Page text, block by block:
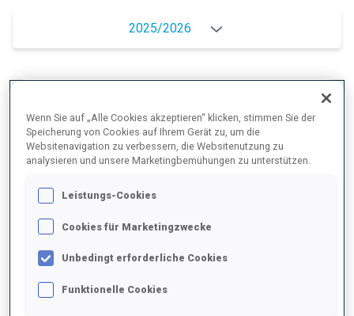
2025/2026
SKIZEIT HINTER DER SPITZE +11.6 s/km
LIEGENDSCHIESSEN
STEHENDSCHIESSEN
Wenn Sie auf „Alle Cookies akzeptieren“ klicken, stimmen Sie der
Speicherung von Cookies auf Ihrem Gerät zu, um die
Websitenavigation zu verbessern, die Websitenutzung zu
analysieren und unsere Marketingbemühungen zu unterstützen.
Leistungs-Cookies
Cookies für Marketingzwecke
Unbedingt erforderliche Cookies
Funktionelle Cookies